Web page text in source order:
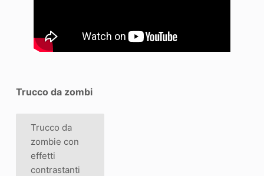
Trucco da zombi
Trucco da
zombie con
effetti
contrastanti